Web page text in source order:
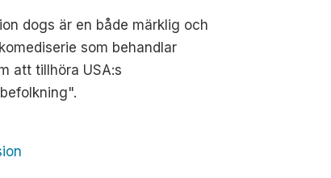
dogs är en både märklig och
som behandlar
att tillhöra USA:s